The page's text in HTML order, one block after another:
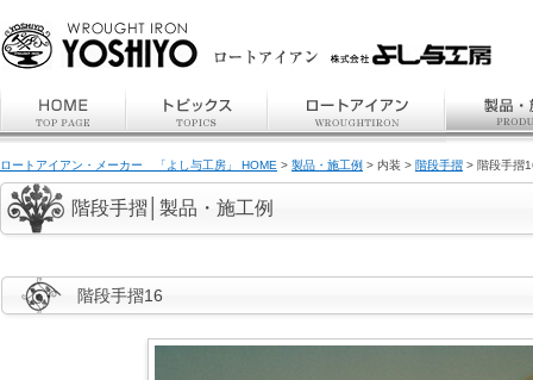
ロートアイアン・メーカー 「よし与工房」 HOME > 製品・施工例 > 内装 > 階段手摺 > 階段手摺
階段手摺│製品・施工例
階段手摺16